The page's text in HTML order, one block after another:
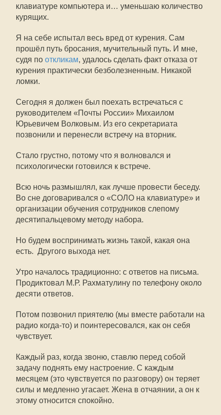
клавиатуре компьютера и… уменьшаю количество
курящих.
Я на себе испытал весь вред от курения. Сам
прошёл путь бросания, мучительный путь. И мне,
судя по откликам, удалось сделать факт отказа от
курения практически безболезненным. Никакой
ломки.
Сегодня я должен был поехать встречаться с
руководителем «Почты России» Михаилом
Юрьевичем Волковым. Из его секретариата
позвонили и перенесли встречу на вторник.
Стало грустно, потому что я волновался и
психологически готовился к встрече.
Всю ночь размышлял, как лучше провести беседу.
Во сне договаривался о «СОЛО на клавиатуре» и
организации обучения сотрудников слепому
десятипальцевому методу набора.
Но будем воспринимать жизнь такой, какая она
есть. Другого выхода нет.
Утро началось традиционно: с ответов на письма.
Продиктовал М.Р. Рахматулину по телефону около
десяти ответов.
Потом позвонил приятелю (мы вместе работали на
радио когда-то) и поинтересовался, как он себя
чувствует.
Каждый раз, когда звоню, ставлю перед собой
задачу поднять ему настроение. С каждым
месяцем (это чувствуется по разговору) он теряет
силы и медленно угасает. Жена в отчаянии, а он к
этому относится спокойно.